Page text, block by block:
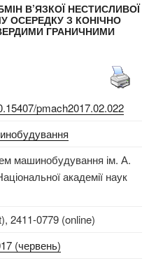
В’ЯЗКОЇ НЕСТИСЛИВОЇ
ОСЕРЕДКУ З КОНІЧНО
ГРАНИЧНИМИ
pmach2017.02.022
машинобудування ім. А.
академії наук
2411-0779 (online)
(червень)